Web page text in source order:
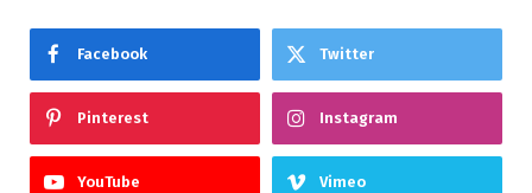
Facebook Twitter
Pinterest Instagram
YouTube Vimeo